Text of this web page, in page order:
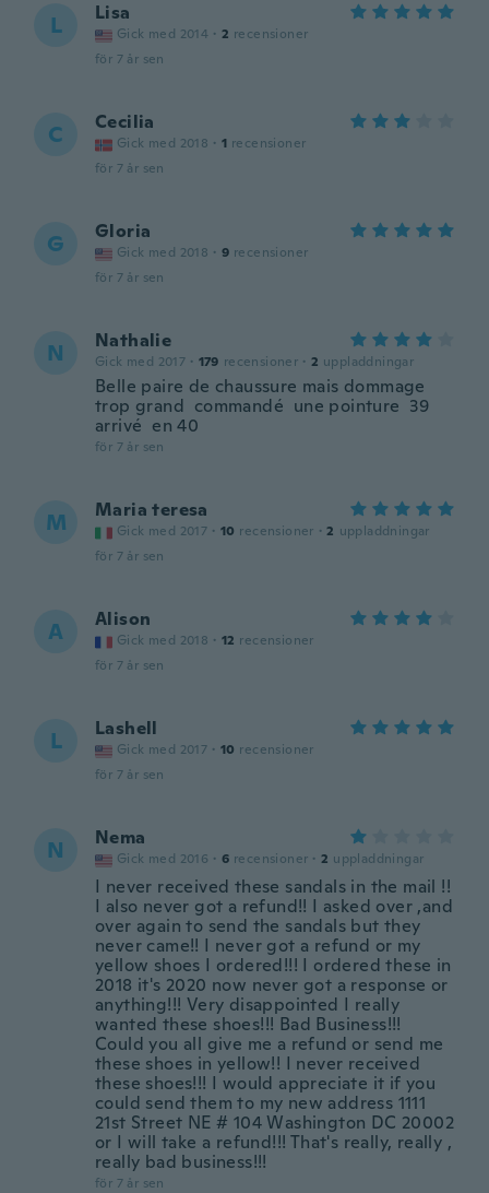
L Lisa
Gick med 2014 · 2 recensioner
för 7 år sen
C Cecilia
Gick med 2018 · 1 recensioner
för 7 år sen
G Gloria
Gick med 2018 · 9 recensioner
för 7 år sen
N Nathalie
Gick med 2017 · 179 recensioner · 2 uppladdningar
Belle paire de chaussure mais dommage
trop grand commandé une pointure 39
arrivé en 40
för 7 år sen
M Maria teresa
Gick med 2017 · 10 recensioner · 2 uppladdningar
för 7 år sen
A Alison
Gick med 2018 · 12 recensioner
för 7 år sen
L Lashell
Gick med 2017 · 10 recensioner
för 7 år sen
N Nema
Gick med 2016 · 6 recensioner · 2 uppladdningar
I never received these sandals in the mail !!
I also never got a refund!! I asked over ,and
over again to send the sandals but they
never came!! I never got a refund or my
yellow shoes I ordered!!! I ordered these in
2018 it's 2020 now never got a response or
anything!!! Very disappointed I really
wanted these shoes!!! Bad Business!!!
Could you all give me a refund or send me
these shoes in yellow!! I never received
these shoes!!! I would appreciate it if you
could send them to my new address 1111
21st Street NE # 104 Washington DC 20002
or I will take a refund!!! That's really, really ,
really bad business!!!
för 7 år sen